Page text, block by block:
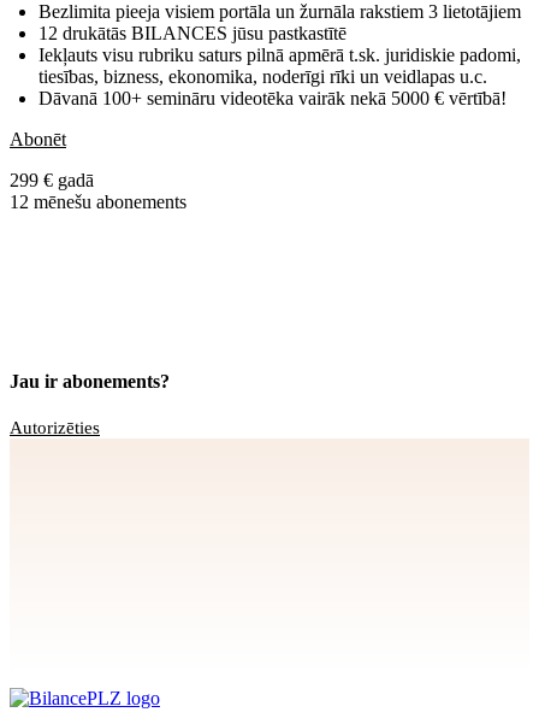
Bezlimita pieeja visiem portāla un žurnāla rakstiem 3 lietotājiem
12 drukātās BILANCES jūsu pastkastītē
Iekļauts visu rubriku saturs pilnā apmērā t.sk. juridiskie padomi,
tiesības, bizness, ekonomika, noderīgi rīki un veidlapas u.c.
Dāvanā 100+ semināru videotēka vairāk nekā 5000 € vērtībā!
Abonēt
299 € gadā
12 mēnešu abonements
Jau ir abonements?
Autorizēties